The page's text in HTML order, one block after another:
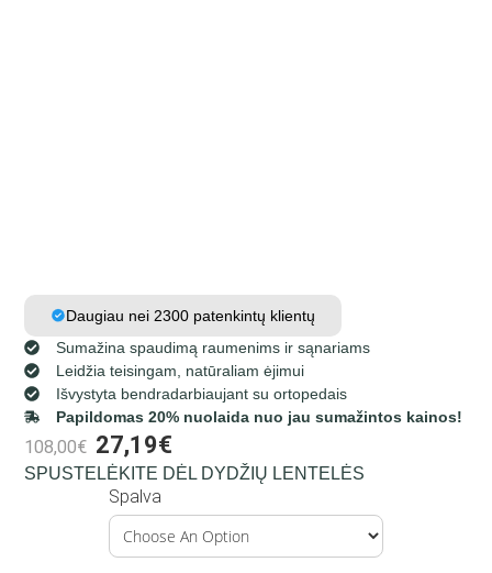
Daugiau nei 2300 patenkintų klientų
Sumažina spaudimą raumenims ir sąnariams
Leidžia teisingam, natūraliam ėjimui
Išvystyta bendradarbiaujant su ortopedais
Papildomas 20% nuolaida nuo jau sumažintos kainos!
108,00€ 27,19€
SPUSTELĖKITE DĖL DYDŽIŲ LENTELĖS
Spalva